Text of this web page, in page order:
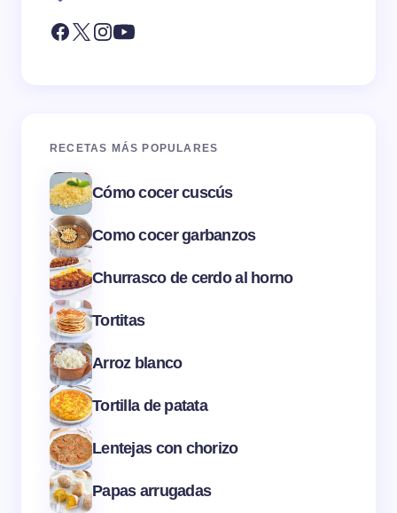
RECETAS MÁS POPULARES
Cómo cocer cuscús
Como cocer garbanzos
Churrasco de cerdo al horno
Tortitas
Arroz blanco
Tortilla de patata
Lentejas con chorizo
Papas arrugadas